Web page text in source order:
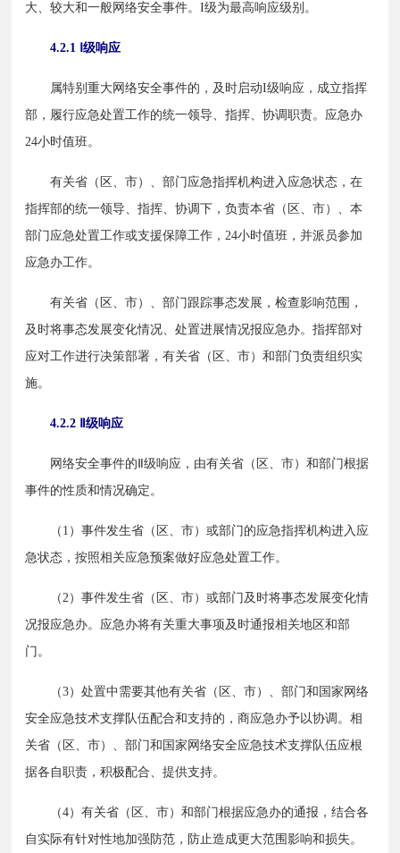
大、较大和一般网络安全事件。I级为最高响应级别。
4.2.1 Ⅰ级响应
属特别重大网络安全事件的，及时启动I级响应，成立指挥
部，履行应急处置工作的统一领导、指挥、协调职责。应急办
24小时值班。
有关省（区、市）、部门应急指挥机构进入应急状态，在
指挥部的统一领导、指挥、协调下，负责本省（区、市）、本
部门应急处置工作或支援保障工作，24小时值班，并派员参加
应急办工作。
有关省（区、市）、部门跟踪事态发展，检查影响范围，
及时将事态发展变化情况、处置进展情况报应急办。指挥部对
应对工作进行决策部署，有关省（区、市）和部门负责组织实
施。
4.2.2 Ⅱ级响应
网络安全事件的Ⅱ级响应，由有关省（区、市）和部门根据
事件的性质和情况确定。
（1）事件发生省（区、市）或部门的应急指挥机构进入应
急状态，按照相关应急预案做好应急处置工作。
（2）事件发生省（区、市）或部门及时将事态发展变化情
况报应急办。应急办将有关重大事项及时通报相关地区和部
门。
（3）处置中需要其他有关省（区、市）、部门和国家网络
安全应急技术支撑队伍配合和支持的，商应急办予以协调。相
关省（区、市）、部门和国家网络安全应急技术支撑队伍应根
据各自职责，积极配合、提供支持。
（4）有关省（区、市）和部门根据应急办的通报，结合各
自实际有针对性地加强防范，防止造成更大范围影响和损失。